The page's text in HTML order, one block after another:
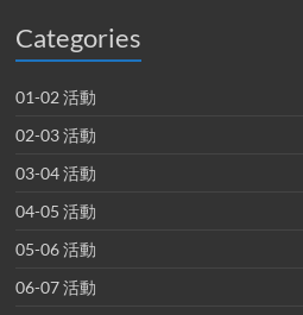
Categories
01-02 活動
02-03 活動
03-04 活動
04-05 活動
05-06 活動
06-07 活動